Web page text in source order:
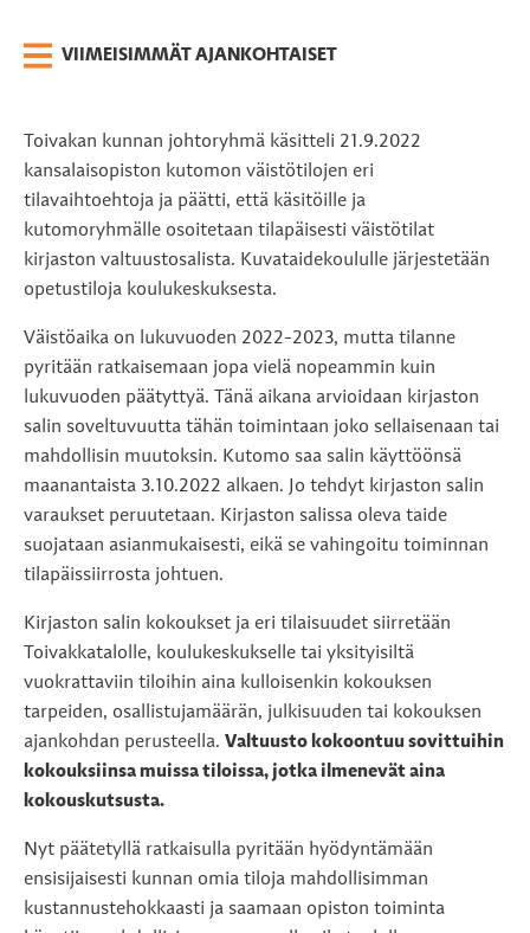
VIIMEISIMMÄT AJANKOHTAISET
Toivakan kunnan johtoryhmä käsitteli 21.9.2022
kansalaisopiston kutomon väistötilojen eri
tilavaihtoehtoja ja päätti, että käsitöille ja
kutomoryhmälle osoitetaan tilapäisesti väistötilat
kirjaston valtuustosalista. Kuvataidekoululle järjestetään
opetustiloja koulukeskuksesta.
Väistöaika on lukuvuoden 2022-2023, mutta tilanne
pyritään ratkaisemaan jopa vielä nopeammin kuin
lukuvuoden päätyttyä. Tänä aikana arvioidaan kirjaston
salin soveltuvuutta tähän toimintaan joko sellaisenaan tai
mahdollisin muutoksin. Kutomo saa salin käyttöönsä
maanantaista 3.10.2022 alkaen. Jo tehdyt kirjaston salin
varaukset peruutetaan. Kirjaston salissa oleva taide
suojataan asianmukaisesti, eikä se vahingoitu toiminnan
tilapäissiirrosta johtuen.
Kirjaston salin kokoukset ja eri tilaisuudet siirretään
Toivakkatalolle, koulukeskukselle tai yksityisiltä
vuokrattaviin tiloihin aina kulloisenkin kokouksen
tarpeiden, osallistujamäärän, julkisuuden tai kokouksen
ajankohdan perusteella. Valtuusto kokoontuu sovittuihin
kokouksiinsa muissa tiloissa, jotka ilmenevät aina
kokouskutsusta.
Nyt päätetyllä ratkaisulla pyritään hyödyntämään
ensisijaisesti kunnan omia tiloja mahdollisimman
kustannustehokkaasti ja saamaan opiston toiminta